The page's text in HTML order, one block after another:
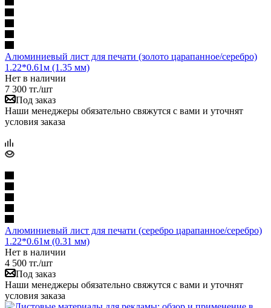
Алюминиевый лист для печати (золото царапанное/серебро)
1.22*0.61м (1.35 мм)
Нет в наличии
7 300 тг./шт
Под заказ
Наши менеджеры обязательно свяжутся с вами и уточнят
условия заказа
Алюминиевый лист для печати (серебро царапанное/серебро)
1.22*0.61м (0.31 мм)
Нет в наличии
4 500 тг./шт
Под заказ
Наши менеджеры обязательно свяжутся с вами и уточнят
условия заказа